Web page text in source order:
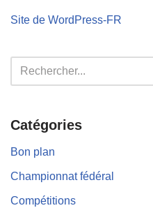
Site de WordPress-FR
Catégories
Bon plan
Championnat fédéral
Compétitions